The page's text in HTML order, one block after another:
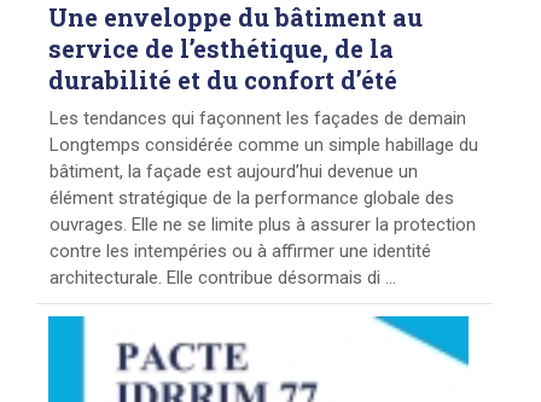
Une enveloppe du bâtiment au
service de l’esthétique, de la
durabilité et du confort d’été
Les tendances qui façonnent les façades de demain
Longtemps considérée comme un simple habillage du
bâtiment, la façade est aujourd’hui devenue un
élément stratégique de la performance globale des
ouvrages. Elle ne se limite plus à assurer la protection
contre les intempéries ou à affirmer une identité
architecturale. Elle contribue désormais di ...